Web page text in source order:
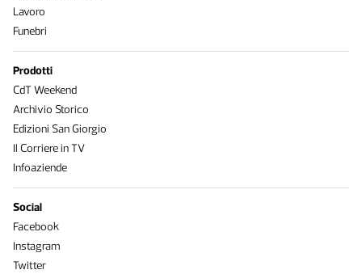
Lavoro
Funebri
Prodotti
CdT Weekend
Archivio Storico
Edizioni San Giorgio
Il Corriere in TV
Infoaziende
Social
Facebook
Instagram
Twitter